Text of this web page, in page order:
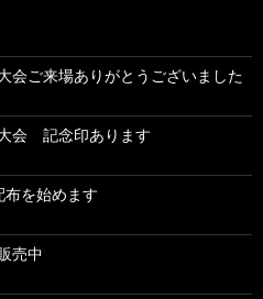
会ご来場ありがとうございました
会 記念印あります
を始めます
売中